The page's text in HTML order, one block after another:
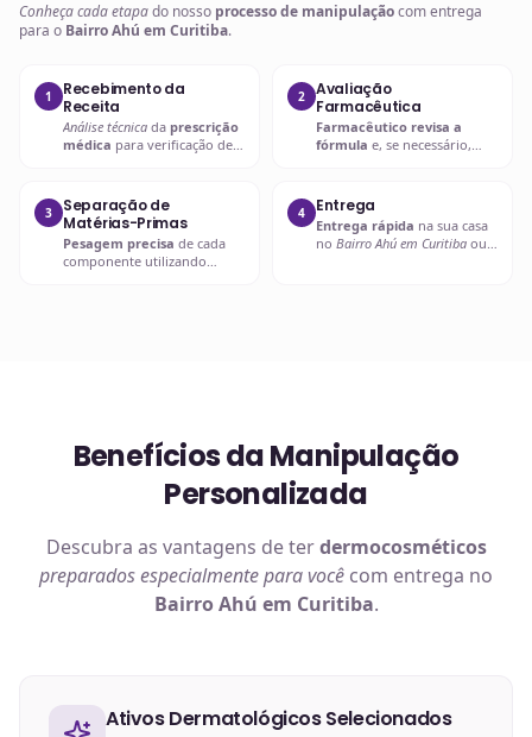
Conheça cada etapado nosso processo de manipulaçãocom entrega
para o Bairro Ahú em Curitiba.
1
Recebimento da
Receita
Análise técnica da prescrição
médica para verificação de
2
Avaliação
Farmacêutica
Farmacêutico revisa a
fórmula e, se necessário,
esclarecimentos.
3
Separação de
Matérias-Primas
Pesagem precisa de cada
componente utilizando
4 Entrega
Entrega rápida na sua casa
no Bairro Ahú em Curitiba ou
Benefícios da Manipulação
Personalizada
Descubra as vantagens de terdermocosméticos
preparados especialmente para você com entrega no
Bairro Ahú em Curitiba.
Ativos Dermatológicos Selecionados